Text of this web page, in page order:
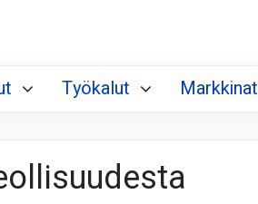
Työkalut Markkinat